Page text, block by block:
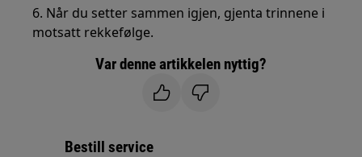
6. Når du setter sammen igjen, gjenta trinnene i
motsatt rekkefølge.
Var denne artikkelen nyttig?
Bestill service